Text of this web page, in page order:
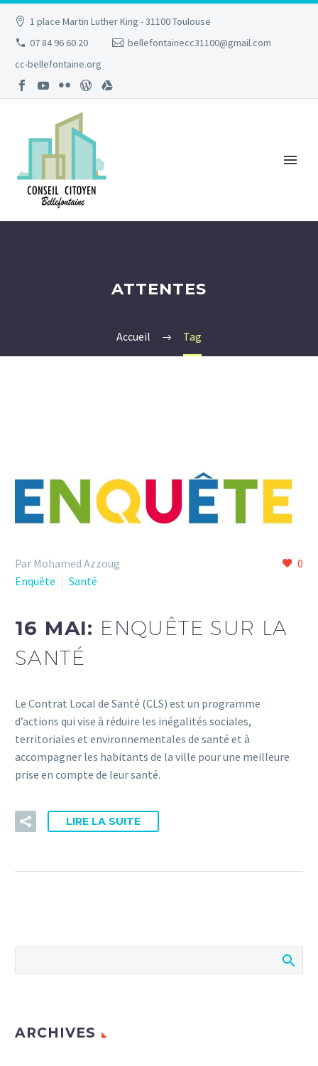
1 place Martin Luther King - 31100 Toulouse
07 84 96 60 20
bellefontainecc31100@gmail.com
cc-bellefontaine.org
ATTENTES
Accueil Tag
0
Par Mohamed Azzoug
Enquête
Santé
16 MAI: ENQUÊTE SUR LA
SANTÉ
Le Contrat Local de Santé (CLS) est un programme
d’actions qui vise à réduire les inégalités sociales,
territoriales et environnementales de santé et à
accompagner les habitants de la ville pour une meilleure
prise en compte de leur santé.
LIRE LA SUITE
ARCHIVES